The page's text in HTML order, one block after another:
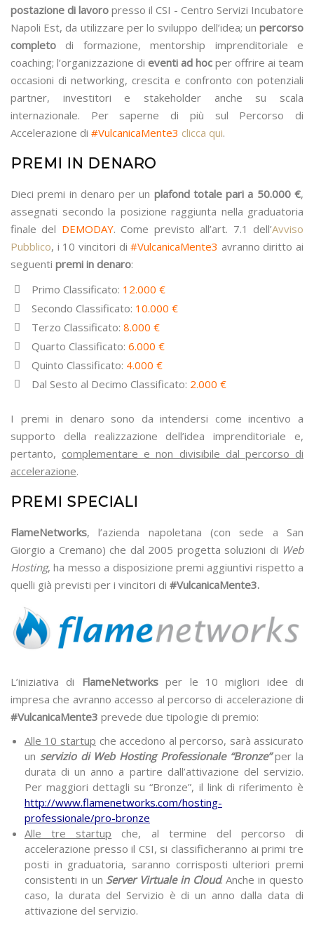
postazione di lavoro presso il CSI - Centro Servizi Incubatore
Napoli Est, da utilizzare per lo sviluppo dell’idea; un percorso
completo di formazione, mentorship imprenditoriale e
coaching; l’organizzazione di eventi ad hoc per offrire ai team
occasioni di networking, crescita e confronto con potenziali
partner, investitori e stakeholder anche su scala
internazionale. Per saperne di più sul Percorso di
Accelerazione di #VulcanicaMente3 clicca qui.
PREMI IN DENARO
Dieci premi in denaro per un plafond totale pari a 50.000 €,
assegnati secondo la posizione raggiunta nella graduatoria
finale del DEMODAY. Come previsto all’art. 7.1 dell’Avviso
Pubblico, i 10 vincitori di#VulcanicaMente3 avranno diritto ai
seguenti premi in denaro:
Primo Classificato: 12.000 €
Secondo Classificato: 10.000 €
Terzo Classificato: 8.000 €
Quarto Classificato: 6.000 €
Quinto Classificato: 4.000 €
Dal Sesto al Decimo Classificato: 2.000 €
I premi in denaro sono da intendersi come incentivo a
supporto della realizzazione dell’idea imprenditoriale e,
pertanto,complementare e non divisibile dal percorso di
accelerazione.
PREMI SPECIALI
FlameNetworks, l’azienda napoletana (con sede a San
Giorgio a Cremano) che dal 2005 progetta soluzioni di Web
Hosting, ha messo a disposizione premi aggiuntivi rispetto a
quelli già previsti per i vincitori di #VulcanicaMente3.
L’iniziativa di FlameNetworksper le 10 migliori idee di
impresa che avranno accesso al percorso di accelerazione di
#VulcanicaMente3 prevede due tipologie di premio:
Alle 10 startup che accedono al percorso, sarà assicurato
un servizio di Web Hosting Professionale “Bronze”per la
durata di un anno a partire dall’attivazione del servizio.
Per maggiori dettagli su “Bronze”, il link di riferimento è
http://www.flamenetworks.com/hosting-
professionale/pro-bronze
Alle tre startup che, al termine del percorso di
accelerazione presso il CSI, si classificheranno ai primi tre
posti in graduatoria, saranno corrisposti ulteriori premi
consistenti in un Server Virtuale in Cloud. Anche in questo
caso, la durata del Servizio è di un anno dalla data di
attivazione del servizio.